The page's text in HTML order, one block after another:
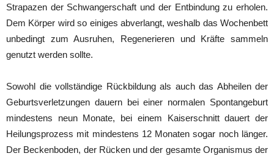
Strapazen der Schwangerschaft und der Entbindung zu erholen.
Dem Körper wird so einiges abverlangt, weshalb das Wochenbett
unbedingt zum Ausruhen, Regenerieren und Kräfte sammeln
genutzt werden sollte.
Sowohl die vollständige Rückbildung als auch das Abheilen der
Geburtsverletzungen dauern bei einer normalen Spontangeburt
mindestens neun Monate, bei einem Kaiserschnitt dauert der
Heilungsprozess mit mindestens 12 Monaten sogar noch länger.
Der Beckenboden, der Rücken und der gesamte Organismus der